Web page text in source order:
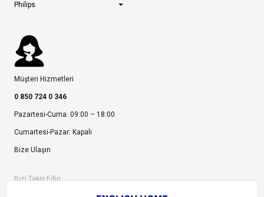
Philips
Müşteri Hizmetleri
0 850 724 0 346
Pazartesi-Cuma: 09:00 – 18:00
Cumartesi-Pazar: Kapalı
Bize Ulaşın
Bizi Takip Edin